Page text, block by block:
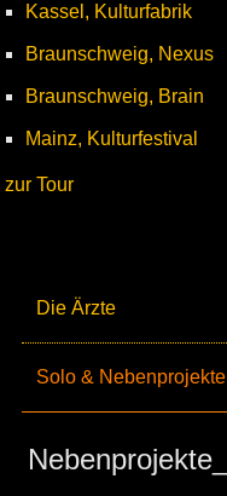
Die Ärzte
Solo & Nebenprojekte
Nebenprojekte_
Kassel, Kulturfabrik
Braunschweig, Nexus
Braunschweig, Brain
Mainz, Kulturfestival
zur Tour